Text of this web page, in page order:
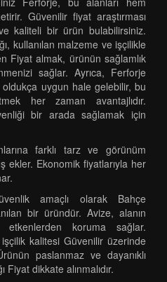
Güvenilir fiyat araştırması
kaliteli bir ürün bulabilirsiniz.
kullanılan malzeme ve işçilikle
Fiyat almak, ürünün sağlamlık
sağlar. Ayrıca, Ferforje
uygun hale gelebilir, bu
her zaman avantajlıdır.
bir arada sağlamak için
farklı tarz ve görünüm
ekler. Ekonomik fiyatlarıyla her
amaçlı olarak Bahçe
bir üründür. Avize, alanın
etkenlerden koruma sağlar.
kalitesi Güvenilir üzerinde
paslanmaz ve dayanıklı
Fiyat dikkate alınmalıdır.